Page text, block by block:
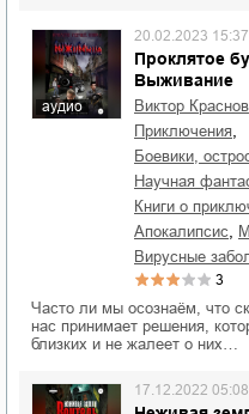
аудио
Проклятое
Выживание
20.02.2023 15:37
Виктор Краснов
приключения
боевики,
научная
книги о
апокалипсис
вирусные
3
Часто ли мы осознаём, что
нас принимает решения,
близких и не жалеет о них…
17.12.2022 05:08